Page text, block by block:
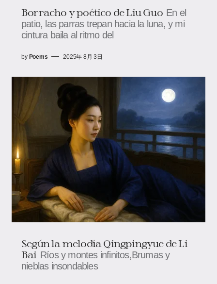
Borracho y poético de Liu Guo En el
patio, las parras trepan hacia la luna, y mi
cintura baila al ritmo del
by Poems 2025年 8月 3日
Según la melodía Qingpingyue de Li
Bai Ríos y montes infinitos,Brumas y
nieblas insondables